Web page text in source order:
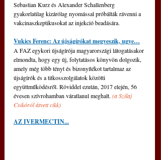
Sebastian Kurz és Alexander Schallenberg
gyakorlatilag kizárólag nyomással próbálták rávenni a
vakcinaszkeptikusokat az injekció beadására.
Vukics Ferenc: Az újságírókat megveszik, ugye…
A FAZ egykori újságírója magyarországi látogatásakor
elmondta, hogy egy új, folytatásos könyvön dolgozik,
amely még több tényt és bizonyítékot tartalmaz az
újságírók és a titkosszolgálatok közötti
együttműködésről. Röviddel ezután, 2017 elején, 56
évesen szívrohamban váratlanul meghalt. (a Szilaj
Csikóról átvett cikk)
AZ IVERMECTIN...